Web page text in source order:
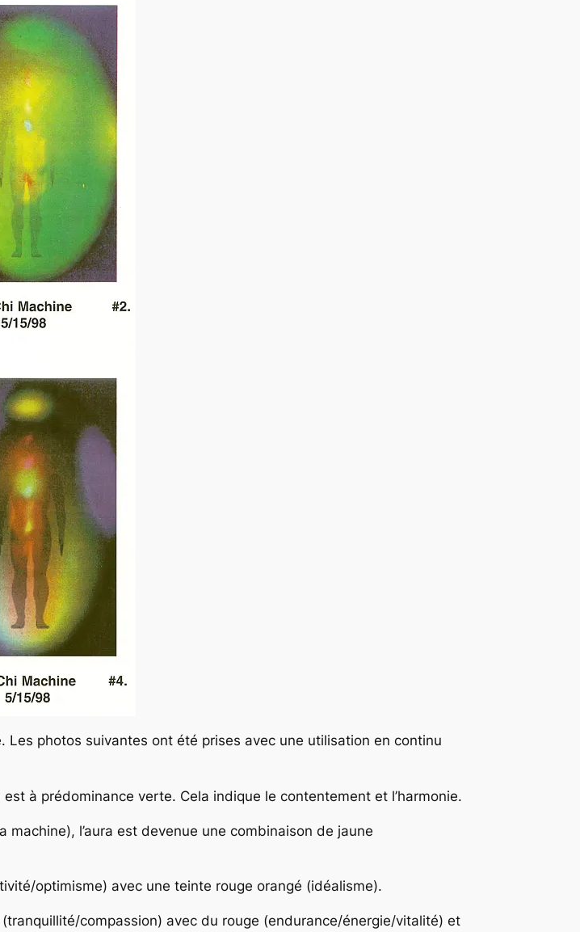
Les photos suivantes ont été prises avec une utilisation en continu
à prédominance verte. Cela indique le contentement et l’harmonie.
l’aura est devenue une combinaison de jaune
optimisme) avec une teinte rouge orangé (idéalisme).
compassion) avec du rouge (endurance/énergie/vitalité) et